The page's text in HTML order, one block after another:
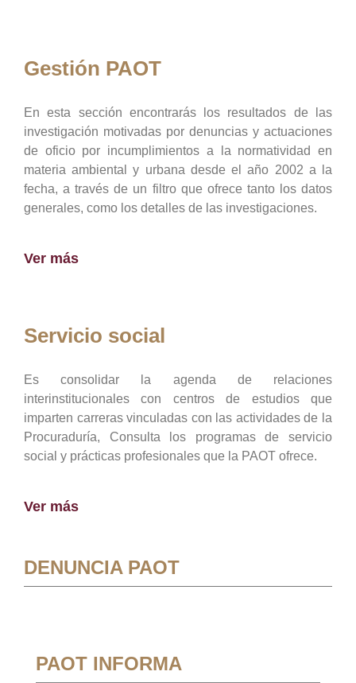
Gestión PAOT
En esta sección encontrarás los resultados de las
investigación motivadas por denuncias y actuaciones
de oficio por incumplimientos a la normatividad en
materia ambiental y urbana desde el año 2002 a la
fecha, a través de un filtro que ofrece tanto los datos
generales, como los detalles de las investigaciones.
Ver más
Servicio social
Es consolidar la agenda de relaciones
interinstitucionales con centros de estudios que
imparten carreras vinculadas con las actividades de la
Procuraduría, Consulta los programas de servicio
social y prácticas profesionales que la PAOT ofrece.
Ver más
DENUNCIA PAOT
PAOT INFORMA